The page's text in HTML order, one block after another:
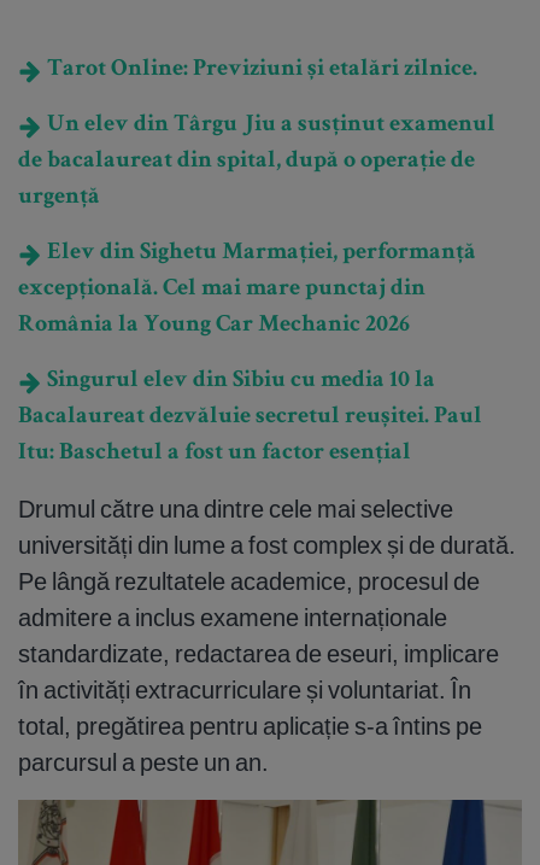
Tarot Online: Previziuni și etalări zilnice.
Un elev din Târgu Jiu a susținut examenul
de bacalaureat din spital, după o operație de
urgență
Elev din Sighetu Marmației, performanță
excepțională. Cel mai mare punctaj din
România la Young Car Mechanic 2026
Singurul elev din Sibiu cu media 10 la
Bacalaureat dezvăluie secretul reușitei. Paul
Itu: Baschetul a fost un factor esențial
Drumul către una dintre cele mai selective
universități din lume a fost complex și de durată.
Pe lângă rezultatele academice, procesul de
admitere a inclus examene internaționale
standardizate, redactarea de eseuri, implicare
în activități extracurriculare și voluntariat. În
total, pregătirea pentru aplicație s-a întins pe
parcursul a peste un an.